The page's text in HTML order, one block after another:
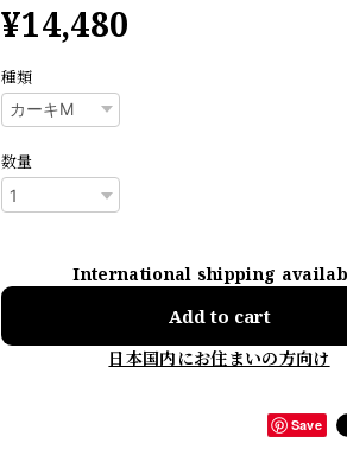
¥14,480
種類
数量
International shipping
Add to cart
日本国内にお住まいの方向け
Save